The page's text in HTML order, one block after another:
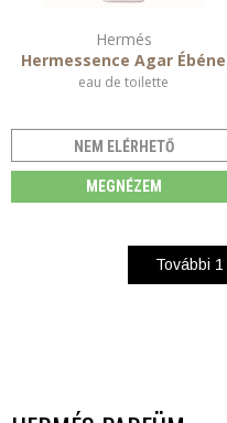
Hermés
Hermessence Agar Ébéne
eau de toilette
NEM ELÉRHETŐ
MEGNÉZEM
További 1